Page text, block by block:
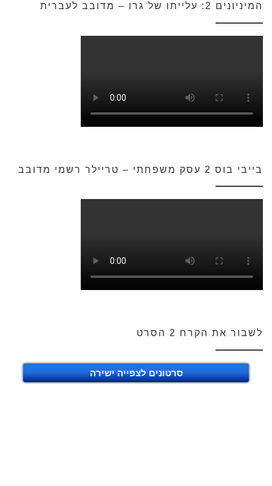
המיניונים 2: עלייתו של גרו – מדובב לעברית
בייבי בוס 2 עסק משפחתי – טריילר רשמי מדובב
לשבור את הקרח 2 הסרט
סרטונים לצפייה ישירה